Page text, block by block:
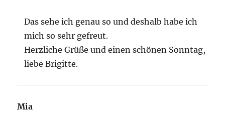
Das sehe ich genau so und deshalb habe ich
mich so sehr gefreut.
Herzliche Grüße und einen schönen Sonntag,
liebe Brigitte.
Mia